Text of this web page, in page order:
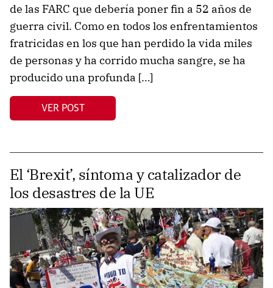
de las FARC que debería poner fin a 52 años de
guerra civil. Como en todos los enfrentamientos
fratricidas en los que han perdido la vida miles
de personas y ha corrido mucha sangre, se ha
producido una profunda […]
VER POST
El ‘Brexit’, síntoma y catalizador de
los desastres de la UE